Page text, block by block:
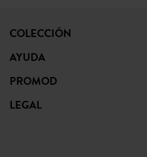
COLECCIÓN
AYUDA
PROMOD
LEGAL